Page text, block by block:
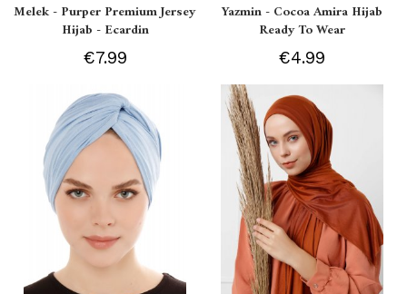
Melek - Purper Premium Jersey
Hijab - Ecardin
€7.99
Yazmin - Cocoa Amira Hijab
Ready To Wear
€4.99